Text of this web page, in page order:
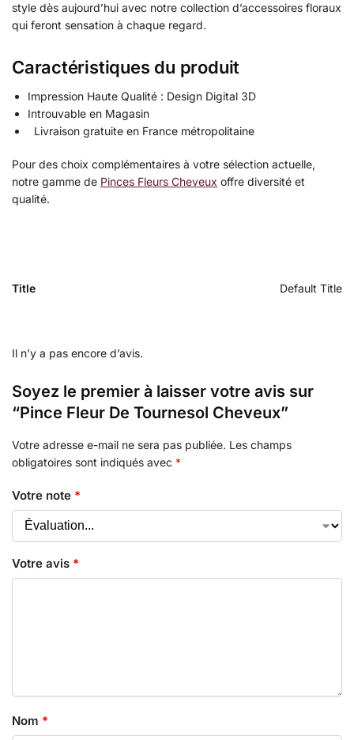
style dès aujourd’hui avec notre collection d’accessoires floraux
qui feront sensation à chaque regard.
Caractéristiques du produit
Impression Haute Qualité : Design Digital 3D
Introuvable en Magasin
Livraison gratuite en France métropolitaine
Pour des choix complémentaires à votre sélection actuelle,
notre gamme de Pinces Fleurs Cheveux offre diversité et
qualité.
Title Default Title
Il n’y a pas encore d’avis.
Soyez le premier à laisser votre avis sur
“Pince Fleur De Tournesol Cheveux”
Votre adresse e-mail ne sera pas publiée. Les champs
obligatoires sont indiqués avec *
Votre note *
Votre avis *
Nom *